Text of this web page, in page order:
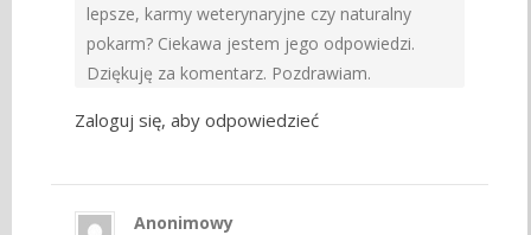
lepsze, karmy weterynaryjne czy naturalny
pokarm? Ciekawa jestem jego odpowiedzi.
Dziękuję za komentarz. Pozdrawiam.
Zaloguj się, aby odpowiedzieć
Anonimowy